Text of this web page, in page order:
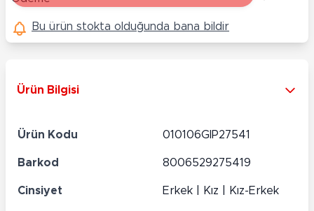
Bu ürün stokta olduğunda bana bildir
Ürün Bilgisi
Ürün Kodu 010106GIP27541
Barkod 8006529275419
Cinsiyet Erkek | Kız | Kız-Erkek